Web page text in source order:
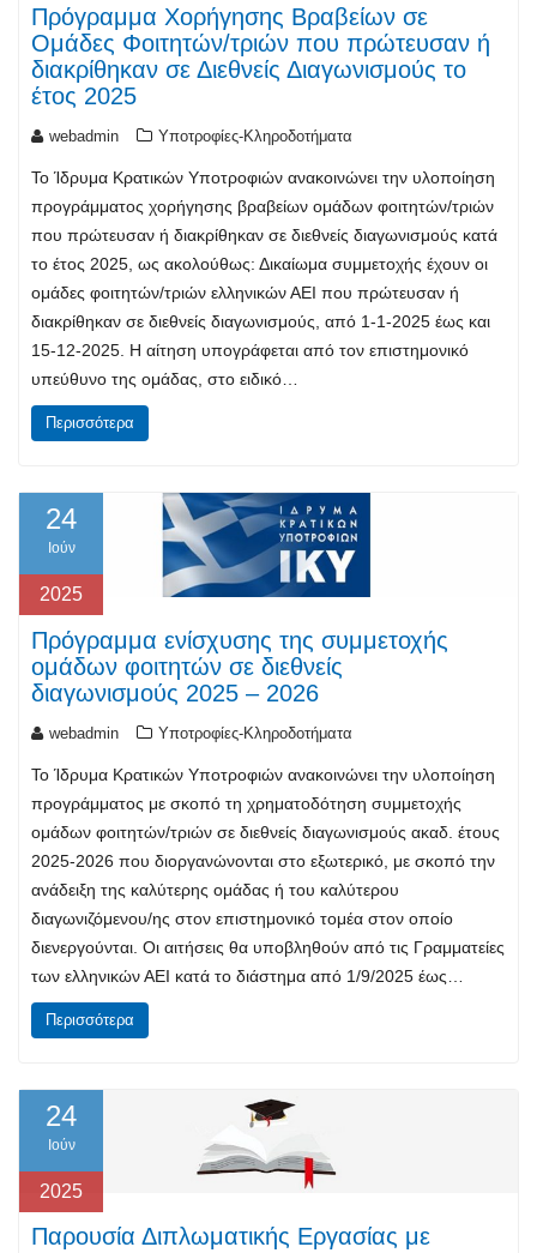
Πρόγραμμα Χορήγησης Βραβείων σε
Ομάδες Φοιτητών/τριών που πρώτευσαν ή
διακρίθηκαν σε Διεθνείς Διαγωνισμούς το
έτος 2025
webadmin Υποτροφίες-Κληροδοτήματα
Το Ίδρυμα Κρατικών Υποτροφιών ανακοινώνει την υλοποίηση
προγράμματος χορήγησης βραβείων ομάδων φοιτητών/τριών
που πρώτευσαν ή διακρίθηκαν σε διεθνείς διαγωνισμούς κατά
το έτος 2025, ως ακολούθως: Δικαίωμα συμμετοχής έχουν οι
ομάδες φοιτητών/τριών ελληνικών ΑΕΙ που πρώτευσαν ή
διακρίθηκαν σε διεθνείς διαγωνισμούς, από 1-1-2025 έως και
15-12-2025. Η αίτηση υπογράφεται από τον επιστημονικό
υπεύθυνο της ομάδας, στο ειδικό…
Περισσότερα
24
Ιούν
2025
Πρόγραμμα ενίσχυσης της συμμετοχής
ομάδων φοιτητών σε διεθνείς
διαγωνισμούς 2025 – 2026
webadmin Υποτροφίες-Κληροδοτήματα
Το Ίδρυμα Κρατικών Υποτροφιών ανακοινώνει την υλοποίηση
προγράμματος με σκοπό τη χρηματοδότηση συμμετοχής
ομάδων φοιτητών/τριών σε διεθνείς διαγωνισμούς ακαδ. έτους
2025-2026 που διοργανώνονται στο εξωτερικό, με σκοπό την
ανάδειξη της καλύτερης ομάδας ή του καλύτερου
διαγωνιζόμενου/ης στον επιστημονικό τομέα στον οποίο
διενεργούνται. Οι αιτήσεις θα υποβληθούν από τις Γραμματείες
των ελληνικών ΑΕΙ κατά το διάστημα από 1/9/2025 έως…
Περισσότερα
24
Ιούν
2025
Παρουσία Διπλωματικής Εργασίας με